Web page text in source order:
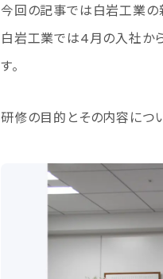
今回の記事では白岩工業の
白岩工業では4月の入社か
す。
研修の目的とその内容につ